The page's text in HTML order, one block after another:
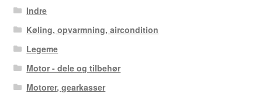
Indre
Køling, opvarmning, aircondition
Legeme
Motor - dele og tilbehør
Motorer, gearkasser